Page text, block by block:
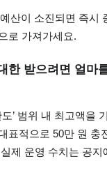
산이 소진되면 즉시
로 가져가세요.
한 받으려면 얼마
’ 범위 내 최고액을
표적으로 50만 원 충
제 운영 수치는 공지